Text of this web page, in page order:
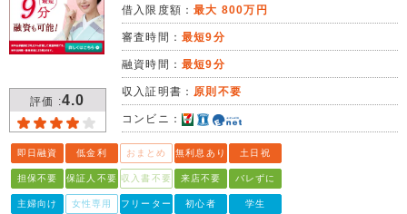
評価 :4.0
借入限度額：最大 800万円
審査時間： 最短9分
融資時間： 最短9分
収入証明書： 原則不要
コンビニ：
即日融資 低金利 おまとめ 無利息あり 土日祝
担保不要 保証人不要 収入書不要 来店不要 バレずに
主婦向け 女性専用 フリーター 初心者 学生